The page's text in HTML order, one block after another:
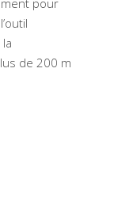
pour
de 200 m